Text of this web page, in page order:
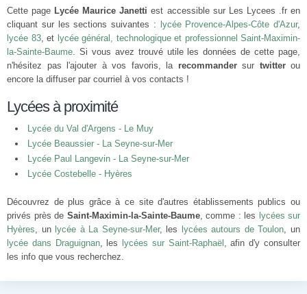
Cette page Lycée Maurice Janetti est accessible sur Les Lycees .fr en
cliquant sur les sections suivantes :
lycée Provence-Alpes-Côte d'Azur,
lycée 83, et lycée général, technologique et professionnel Saint-Maximin-
la-Sainte-Baume. Si vous avez trouvé utile les données de cette page,
n'hésitez pas l'ajouter à vos favoris, la recommandersur twitterou
encore la diffuser par courriel à vos contacts !
Lycées à proximité
Lycée du Val d'Argens - Le Muy
Lycée Beaussier - La Seyne-sur-Mer
Lycée Paul Langevin - La Seyne-sur-Mer
Lycée Costebelle - Hyères
Découvrez de plus grâce à ce site d'autres établissements publics ou
privés près de Saint-Maximin-la-Sainte-Baume, comme : les lycées sur
Hyères, un lycée à La Seyne-sur-Mer, les lycées autours de Toulon, un
lycée dans Draguignan, les lycées sur Saint-Raphaël , afin d'y consulter
les info que vous recherchez.